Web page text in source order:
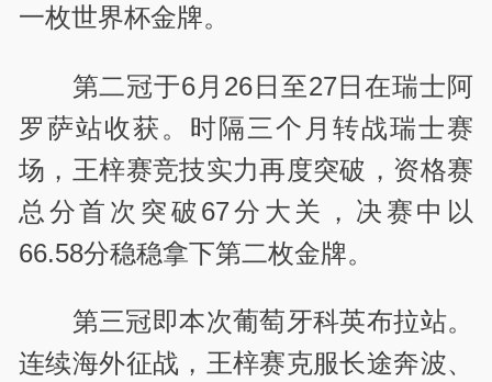
一枚世界杯金牌。
第二冠于6月26日至27日在瑞士阿
罗萨站收获。时隔三个月转战瑞士赛
场，王梓赛竞技实力再度突破，资格赛
总分首次突破67分大关，决赛中以
66.58分稳稳拿下第二枚金牌。
第三冠即本次葡萄牙科英布拉站。
连续海外征战，王梓赛克服长途奔波、